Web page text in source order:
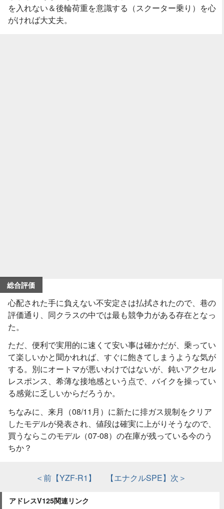
を入れない＆後輪荷重を意識する（スクーター乗り）を心
がければ大丈夫。
総合評価
心配された手に負えない不安定さは払拭されたので、巷の
評価通り、同クラスの中では最も競争力がある存在となっ
た。
ただ、便利で実用的に速くて安い事は確かだが、乗ってい
て楽しいかと聞かれれば、すぐに飽きてしまうような気が
する。別にオートマが悪いわけではないが、鈍いアクセル
レスポンス、希薄な接地感という点で、バイクを操ってい
る感覚に乏しいからだろうか。
ちなみに、来月（08/11月）に新たに排ガス規制をクリア
したモデルが発表され、値段は確実に上がりそうなので、
買うならこのモデル（07-08）の在庫が残っている今のう
ちか？
＜前【YZF-R1】 【エナクルSPE】次＞
アドレスV125関連リンク